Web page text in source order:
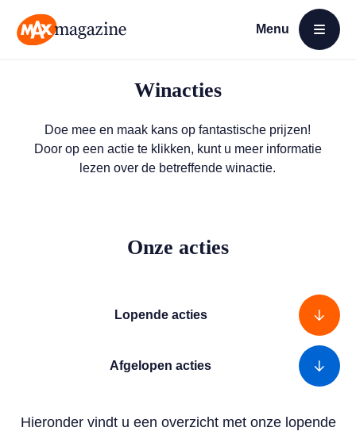
Menu
Open menu
Winacties
Doe mee en maak kans op fantastische prijzen!
Door op een actie te klikken, kunt u meer informatie
lezen over de betreffende winactie.
Onze acties
Lopende acties
Afgelopen acties
Hieronder vindt u een overzicht met onze lopende